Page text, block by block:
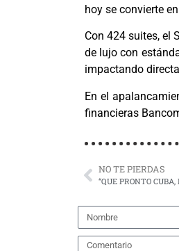
hoy se convierte
Con 424 suites, el
de lujo con
impactando
En el
financieras
NO TE PIERDAS
“QUE PRONTO